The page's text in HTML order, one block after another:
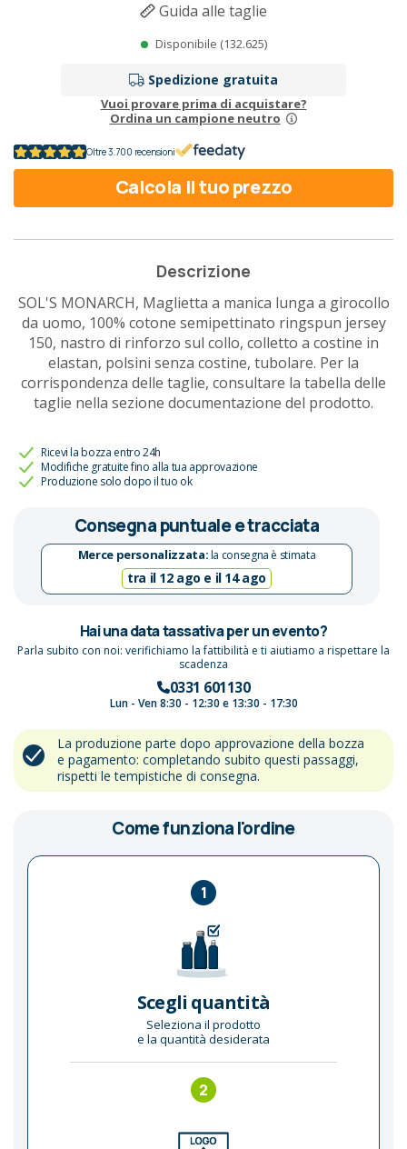
Guida alle taglie
Disponibile (132.625)
Spedizione gratuita
Vuoi provare prima di acquistare?
Ordina un campione neutro
Oltre 3.700 recensioni
Calcola il tuo prezzo
Descrizione
SOL'S MONARCH, Maglietta a manica lunga a girocollo
da uomo, 100% cotone semipettinato ringspun jersey
150, nastro di rinforzo sul collo, colletto a costine in
elastan, polsini senza costine, tubolare. Per la
corrispondenza delle taglie, consultare la tabella delle
taglie nella sezione documentazione del prodotto.
Ricevi la bozza entro 24h
Modifiche gratuite fino alla tua approvazione
Produzione solo dopo il tuo ok
Consegna puntuale e tracciata
Merce personalizzata:la consegna è stimata
tra il 12 ago e il 14 ago
Hai una data tassativa per un evento?
Parla subito con noi: verifichiamo la fattibilità e ti aiutiamo a rispettare la
scadenza
0331 601130
Lun - Ven 8:30 - 12:30 e 13:30 - 17:30
La produzione parte dopo approvazione della bozza
e pagamento: completando subito questi passaggi,
rispetti le tempistiche di consegna.
Come funziona l'ordine
1
Scegli quantità
Seleziona il prodotto
e la quantità desiderata
2